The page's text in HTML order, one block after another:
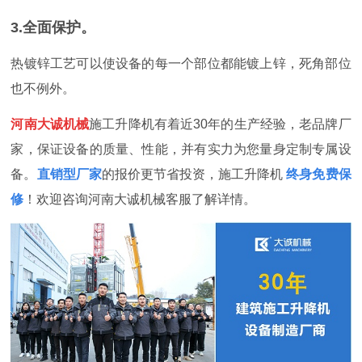
3.全面保护。
热镀锌工艺可以使设备的每一个部位都能镀上锌，死角部位
也不例外。
河南大诚机械施工升降机有着近30年的生产经验，老品牌厂
家，保证设备的质量、性能，并有实力为您量身定制专属设
备。 直销型厂家的报价更节省投资，施工升降机终身免费保
修 ！欢迎咨询河南大诚机械客服了解详情。